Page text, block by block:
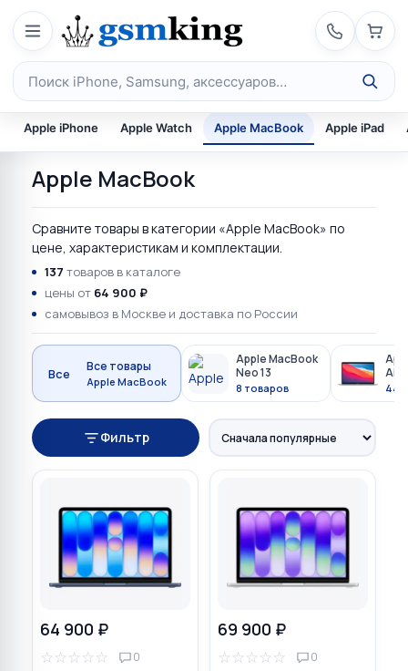
Перейти к содержимому
Поиск по каталогу
Apple iPhone Apple Watch Apple MacBook Apple iPad
Apple MacBook
Сравните товары в категории «Apple MacBook» по
цене, характеристикам и комплектации.
137 товаров в каталоге
цены от 64 900 ₽
самовывоз в Москве и доставка по России
Все Все товары
Apple MacBook
Apple MacBook
Neo 13
8 товаров
Air
44
Фильтр
64 900 ₽
☆☆☆☆☆ 0
69 900 ₽
☆☆☆☆☆ 0